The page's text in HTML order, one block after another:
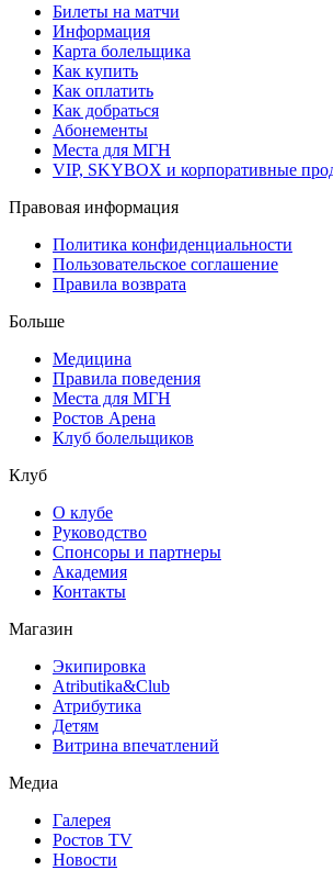
Билеты на матчи
Информация
Карта болельщика
Как купить
Как оплатить
Как добраться
Абонементы
Места для МГН
VIP, SKYBOX и корпоративные
Правовая информация
Политика конфиденциальности
Пользовательское соглашение
Правила возврата
Больше
Медицина
Правила поведения
Места для МГН
Ростов Арена
Клуб болельщиков
Клуб
О клубе
Руководство
Спонсоры и партнеры
Академия
Контакты
Магазин
Экипировка
Atributika&Club
Атрибутика
Детям
Витрина впечатлений
Медиа
Галерея
Ростов TV
Новости